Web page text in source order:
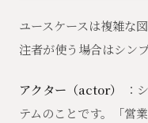
ユースケースは複雑な
注者が使う場合はシン
アクター（actor）
：
テムのことです。「営